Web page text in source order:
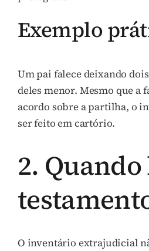
Exemplo
Um pai falece deixando
deles menor. Mesmo que a
acordo sobre a partilha, o
ser feito em cartório.
2. Quando
O inventário extrajudicial